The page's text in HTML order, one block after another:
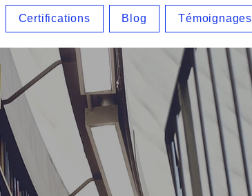
Certifications Blog Témoignages
Bienvenue